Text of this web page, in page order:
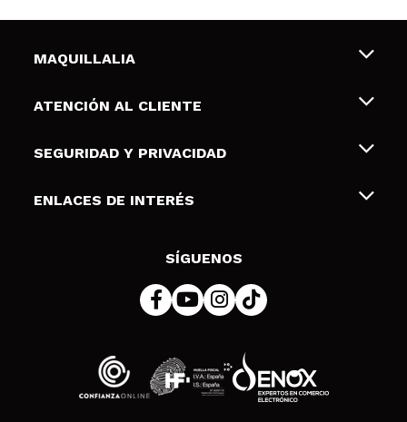
MAQUILLALIA
Sobre nosotros
Tarjetas de Regalo
ATENCIÓN AL CLIENTE
Envíos y devoluciones
Formas de pago
SEGURIDAD Y PRIVACIDAD
Terminos y condiciones de uso
Política de cookies
ENLACES DE INTERÉS
SÍGUENOS